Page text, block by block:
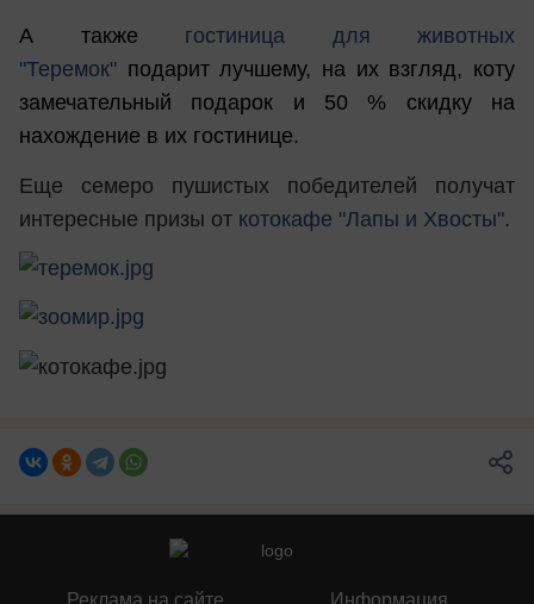
А также гостиница для животных
"Теремок" подарит лучшему, на их взгляд, коту
замечательный подарок и 50 % скидку на
нахождение в их гостинице.
Еще семеро пушистых победителей получат
интересные призы от котокафе "Лапы и Хвосты".
Реклама на сайте Информация